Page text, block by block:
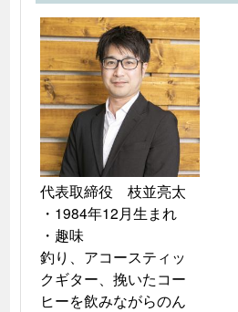
代表取締役　枝並亮太
・1984年12月生まれ
・趣味
釣り、アコースティッ
クギター、挽いたコー
ヒーを飲みながらのん